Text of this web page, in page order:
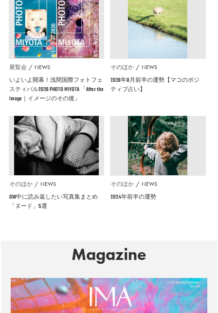
展覧会 NEWS
いよいよ開幕！浅間国際フォトフェ
スティバル2026 PHOTO MIYOTA 「After the
Image｜イメージのその後」
そのほか NEWS
2026年8月前半の運勢【マコのポジ
ティブ占い】
そのほか NEWS
GW中に読み返したい写真集まとめ
「ヌード」5選
そのほか NEWS
2024年前半の運勢
Magazine